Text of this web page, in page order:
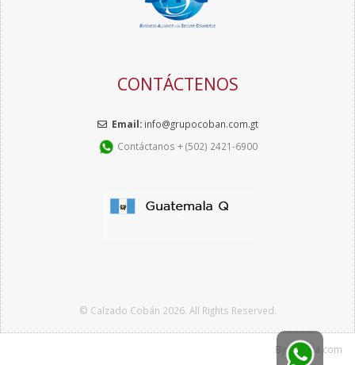
CONTÁCTENOS
Email: info@grupocoban.com.gt
Contáctanos + (502) 2421-6900
© Calzado Cobán 2026. All Rights Reserved.
ByXentra.com